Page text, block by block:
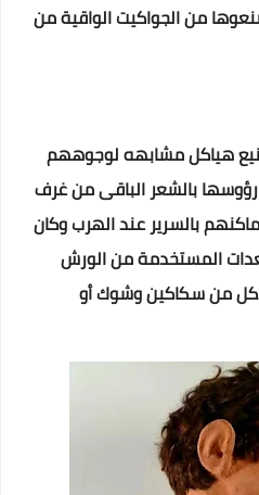
من الجواكيت الواقية من
هياكل مشابهه لوجوههم
بالشعر الباقى من غرف
بالسرير عند الهرب وكان
المستخدمة من الورش
من سكاكين وشوك أو